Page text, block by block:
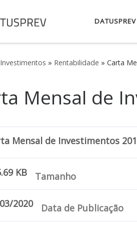
DATUSPREV
Investimentos » Rentabilidade » Carta
Mensal de
Mensal de Investimentos
KB Tamanho
2020 Data de Publicação